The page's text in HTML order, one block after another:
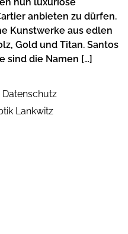
anbieten zu dürfen.
Kunstwerke aus edlen
Gold und Titan. Santos
sind die Namen […]
Datenschutz
Lankwitz